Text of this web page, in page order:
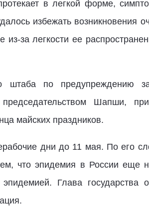
в легкой форме,
избежать возникновения
за легкости ее
штаба по предупреждению
Шапши,
майских праздников.
дни до 11 мая. По его
что эпидемия в России еще
Глава государства